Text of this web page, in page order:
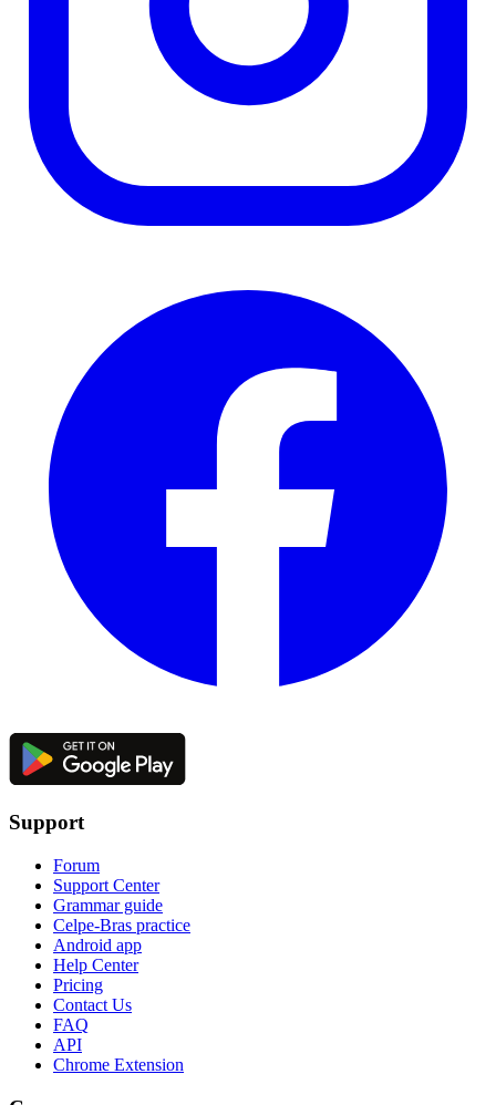
Support
Forum
Support Center
Grammar guide
Celpe-Bras practice
Android app
Help Center
Pricing
Contact Us
FAQ
API
Chrome Extension